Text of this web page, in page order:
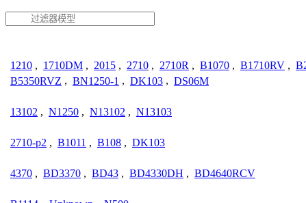
1210 , 1710DM , 2015 , 2710 , 2710R , B1070 , B1710RV ,
B5350RVZ , BN1250-1 , DK103 , DS06M
13102 , N1250 , N13102 , N13103
2710-p2 , B1011 , B108 , DK103
4370 , BD3370 , BD43 , BD4330DH , BD4640RCV